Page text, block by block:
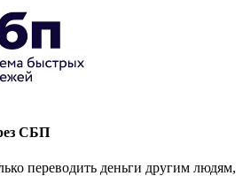
СБП
переводить деньги другим людям,